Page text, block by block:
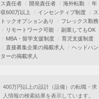
ス責任者
開発責任者 海外転勤
年
収600万以上
インセンティブ制度
ス
トックオプションあり
フレックス勤務
リモートワーク可能
副業してもOK
MBA・留学支援制度
育児支援制度
直接募集企業の掲載求人
ヘッドハン
ターの掲載求人
400万円以上の設計（設備）の転職・求
人情報の検索結果を表示しています。